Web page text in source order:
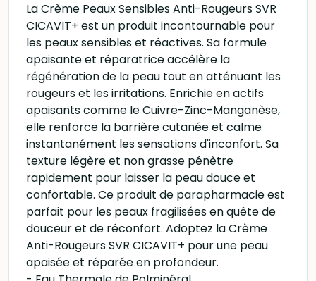
La Crème Peaux Sensibles Anti-Rougeurs SVR
CICAVIT+ est un produit incontournable pour
les peaux sensibles et réactives. Sa formule
apaisante et réparatrice accélère la
régénération de la peau tout en atténuant les
rougeurs et les irritations. Enrichie en actifs
apaisants comme le Cuivre-Zinc-Manganèse,
elle renforce la barrière cutanée et calme
instantanément les sensations d'inconfort. Sa
texture légère et non grasse pénètre
rapidement pour laisser la peau douce et
confortable. Ce produit de parapharmacie est
parfait pour les peaux fragilisées en quête de
douceur et de réconfort. Adoptez la Crème
Anti-Rougeurs SVR CICAVIT+ pour une peau
apaisée et réparée en profondeur.